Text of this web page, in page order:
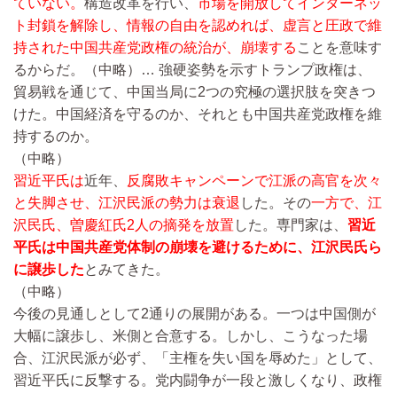
ていない。 構造改革を行い、
市場を開放してインターネッ
ト封鎖を解除し、情報の自由を認めれば、虚言と圧政で維
持された中国共産党政権の統治が、崩壊する ことを意味す
るからだ。
（中略）… 強硬姿勢を示すトランプ政権は、
貿易戦を通じて、中国当局に2つの究極の選択肢を突きつ
けた。中国経済を守るのか、それとも中国共産党政権を維
持するのか。
（中略）
習近平氏は近年、
反腐敗キャンペーンで江派の高官を次々
と失脚させ、江沢民派の勢力は衰退 した。その一方で、江
沢民氏、曽慶紅氏2人の摘発を放置 した。専門家は、 習近
平氏は中国共産党体制の崩壊を避けるために、江沢民氏ら
に譲歩したとみてきた。
（中略）
今後の見通しとして2通りの展開がある。一つは中国側が
大幅に譲歩し、米側と合意する。しかし、こうなった場
合、江沢民派が必ず、「主権を失い国を辱めた」として、
習近平氏に反撃する。党内闘争が一段と激しくなり、政権